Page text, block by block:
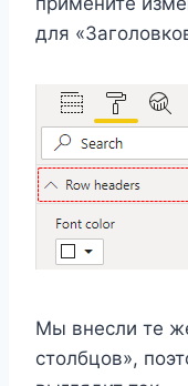
для
Мы внесли те
столбцов»,